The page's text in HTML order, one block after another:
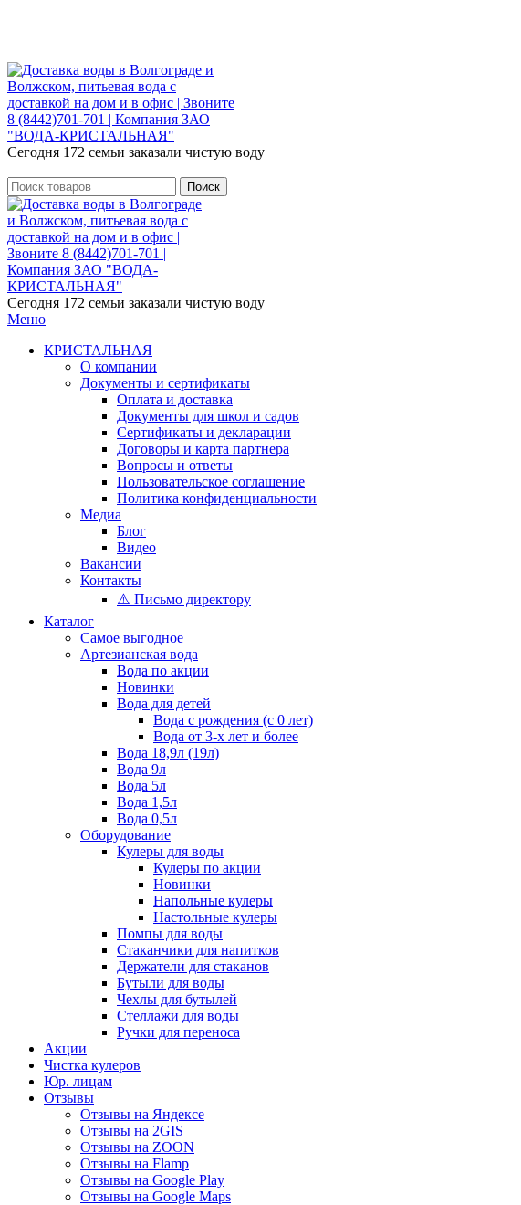
Сегодня 172 семьи заказали чистую воду
Поиск
Сегодня 172 семьи заказали чистую воду
Меню
КРИСТАЛЬНАЯ
О компании
Документы и сертификаты
Оплата и доставка
Документы для школ и садов
Сертификаты и декларации
Договоры и карта партнера
Вопросы и ответы
Пользовательское соглашение
Политика конфиденциальности
Медиа
Блог
Видео
Вакансии
Контакты
⚠️ Письмо директору
Каталог
Самое выгодное
Артезианская вода
Вода по акции
Новинки
Вода для детей
Вода с рождения (с 0 лет)
Вода от 3-х лет и более
Вода 18,9л (19л)
Вода 9л
Вода 5л
Вода 1,5л
Вода 0,5л
Оборудование
Кулеры для воды
Кулеры по акции
Новинки
Напольные кулеры
Настольные кулеры
Помпы для воды
Стаканчики для напитков
Держатели для стаканов
Бутыли для воды
Чехлы для бутылей
Стеллажи для воды
Ручки для переноса
Акции
Чистка кулеров
Юр. лицам
Отзывы
Отзывы на Яндексе
Отзывы на 2GIS
Отзывы на ZOON
Отзывы на Flamp
Отзывы на Google Play
Отзывы на Google Maps